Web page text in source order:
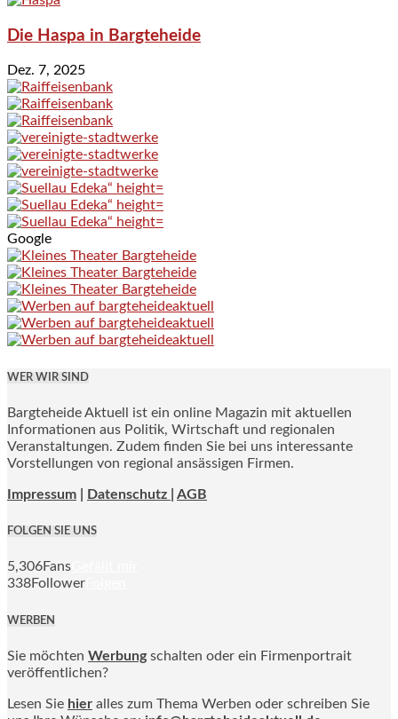
Die Haspa in Bargteheide
Dez. 7, 2025
Google
WER WIR SIND
Bargteheide Aktuell ist ein online Magazin mit aktuellen
Informationen aus Politik, Wirtschaft und regionalen
Veranstaltungen. Zudem finden Sie bei uns interessante
Vorstellungen von regional ansässigen Firmen.
Impressum Datenschutz | AGB
FOLGEN SIE UNS
5,306Fans
338Follower
WERBEN
Sie möchten Werbung schalten oder ein Firmenportrait
veröffentlichen?
Lesen Sie hier alles zum Thema Werben oder schreiben Sie